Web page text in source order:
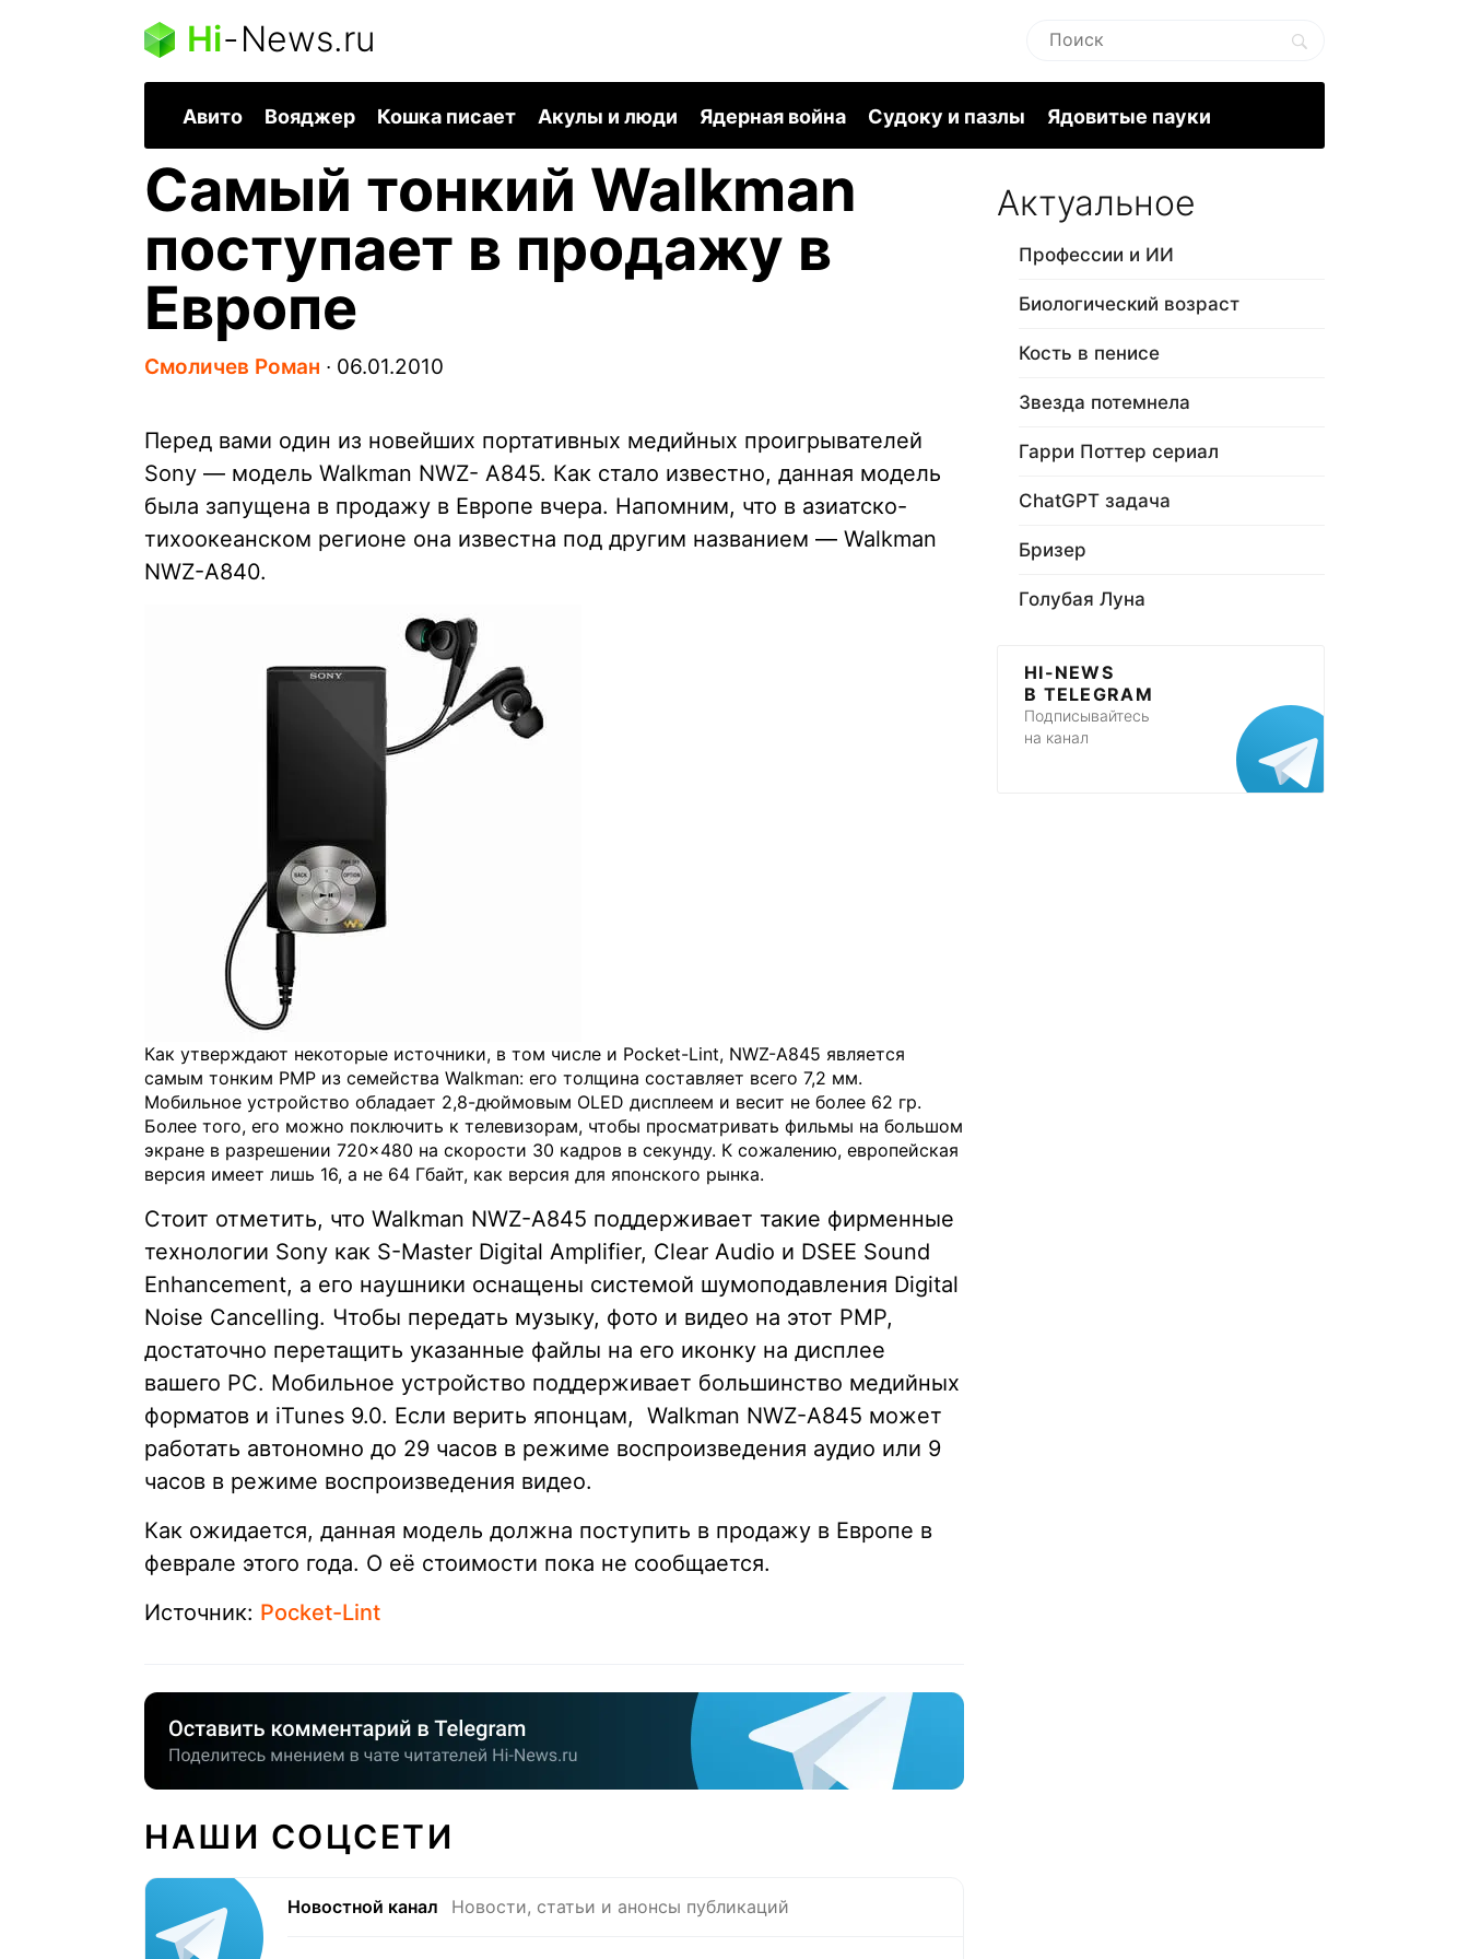
Hi-News.ru
Авито Вояджер Кошка писает Акулы и люди Ядерная война Судоку и пазлы Ядовитые пауки
Самый тонкий Walkman
поступает в продажу в
Европе
Смоличев Роман ∙ 06.01.2010
Перед вами один из новейших портативных медийных проигрывателей
Sony — модель Walkman NWZ- A845. Как стало известно, данная модель
была запущена в продажу в Европе вчера. Напомним, что в азиатско-
тихоокеанском регионе она известна под другим названием — Walkman
NWZ-A840.
Как утверждают некоторые источники, в том числе и Pocket-Lint, NWZ-A845 является
самым тонким PMP из семейства Walkman: его толщина составляет всего 7,2 мм.
Мобильное устройство обладает 2,8-дюймовым OLED дисплеем и весит не более 62 гр.
Более того, его можно поключить к телевизорам, чтобы просматривать фильмы на большом
экране в разрешении 720×480 на скорости 30 кадров в секунду. К сожалению, европейская
версия имеет лишь 16, а не 64 Гбайт, как версия для японского рынка.
Стоит отметить, что Walkman NWZ-A845 поддерживает такие фирменные
технологии Sony как S-Master Digital Amplifier, Clear Audio и DSEE Sound
Enhancement, а его наушники оснащены системой шумоподавления Digital
Noise Cancelling. Чтобы передать музыку, фото и видео на этот PMP,
достаточно перетащить указанные файлы на его иконку на дисплее
вашего PC. Мобильное устройство поддерживает большинство медийных
форматов и iTunes 9.0. Если верить японцам, Walkman NWZ-A845 может
работать автономно до 29 часов в режиме воспроизведения аудио или 9
часов в режиме воспроизведения видео.
Как ожидается, данная модель должна поступить в продажу в Европе в
феврале этого года. О её стоимости пока не сообщается.
Источник: Pocket-Lint
НАШИ СОЦСЕТИ
Новостной канал Новости, статьи и анонсы публикаций
Актуальное
Профессии и ИИ
Биологический возраст
Кость в пенисе
Звезда потемнела
Гарри Поттер сериал
ChatGPT задача
Бризер
Голубая Луна
HI-NEWS
В TELEGRAM
Подписывайтесь
на канал